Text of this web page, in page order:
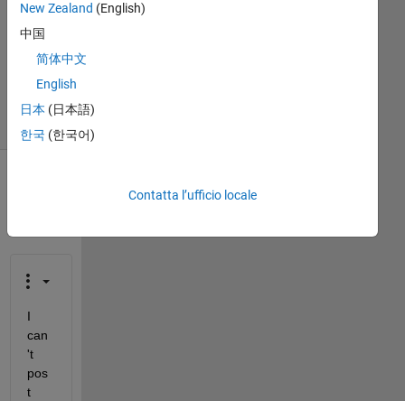
Aggiornato
22 Ott
2024
Visualizzazioni
I
can
't
pos
t
New Zealand (English)
中国
简体中文
English
日本 (日本語)
한국 (한국어)
Contatta l’ufficio locale